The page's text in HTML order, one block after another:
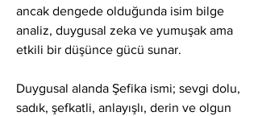
ancak dengede olduğunda isim bilge
analiz, duygusal zeka ve yumuşak ama
etkili bir düşünce gücü sunar.
Duygusal alanda Şefika ismi; sevgi dolu,
sadık, şefkatli, anlayışlı, derin ve olgun